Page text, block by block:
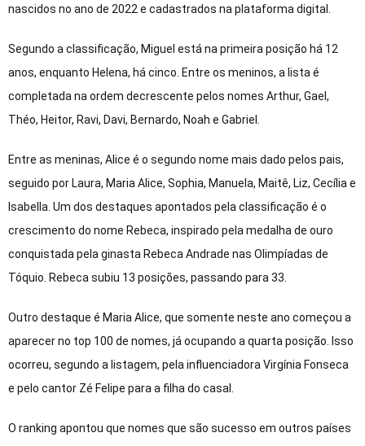
nascidos no ano de 2022 e cadastrados na plataforma digital.
Segundo a classificação, Miguel está na primeira posição há 12
anos, enquanto Helena, há cinco. Entre os meninos, a lista é
completada na ordem decrescente pelos nomes Arthur, Gael,
Théo, Heitor, Ravi, Davi, Bernardo, Noah e Gabriel.
Entre as meninas, Alice é o segundo nome mais dado pelos pais,
seguido por Laura, Maria Alice, Sophia, Manuela, Maitê, Liz, Cecília e
Isabella. Um dos destaques apontados pela classificação é o
crescimento do nome Rebeca, inspirado pela medalha de ouro
conquistada pela ginasta Rebeca Andrade nas Olimpíadas de
Tóquio. Rebeca subiu 13 posições, passando para 33.
Outro destaque é Maria Alice, que somente neste ano começou a
aparecer no top 100 de nomes, já ocupando a quarta posição. Isso
ocorreu, segundo a listagem, pela influenciadora Virgínia Fonseca
e pelo cantor Zé Felipe para a filha do casal.
O ranking apontou que nomes que são sucesso em outros países